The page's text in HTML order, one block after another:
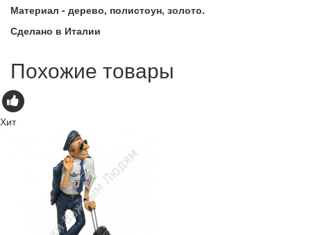
Материал - дерево, полистоун, золото.
Сделано в Италии
Похожие товары
Хит